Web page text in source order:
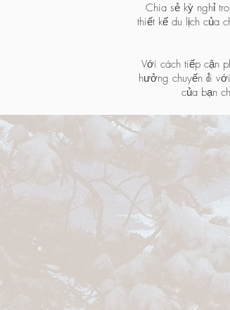
Chia sẻ kỳ nghỉ
thiết kế du lịch của
Với cách tiếp cận
hưởng chuyến đi
của bạn